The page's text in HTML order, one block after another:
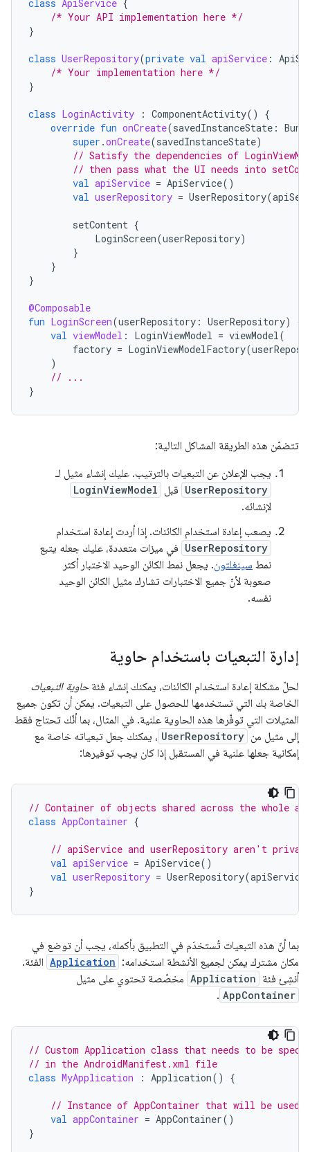
class ApiService {
/* Your API implementation here */
}
class UserRepository(private val apiService :
/* Your implementation here */
}
class LoginActivity : ComponentActivity()
{
override fun onCreate(savedInstanceState :
super .onCreate(savedInstanceState)
// Satisfy the dependencies of
// then pass what the UI needs into
val apiService = ApiService()
val userRepository = UserRepository(
setContent {
LoginScreen(userRepository)
}
}
}
@Composable
fun LoginScreen(userRepository : UserRepository)
{
val viewModel : LoginViewModel = viewModel(
factory = LoginViewModelFactory(
)
// ...
}
تتضمّن هذه الطريقة المشاكل التالية:
يجب الإعلان عن التبعيات بالترتيب. عليك إنشاء مثيل لـ
UserRepository قبل LoginViewModel
لإنشائه.
يصعب إعادة استخدام الكائنات. إذا أردت إعادة استخدام
UserRepository في ميزات متعددة، عليك جعله يتبع
نمط سينغلتون. يجعل نمط الكائن الوحيد الاختبار أكثر
صعوبة لأنّ جميع الاختبارات تشارك مثيل الكائن الوحيد
نفسه.
إدارة التبعيات باستخدام حاوية
لحلّ مشكلة إعادة استخدام الكائنات، يمكنك إنشاء فئة حاوية التبعيات
الخاصة بك التي تستخدمها للحصول على التبعيات. يمكن أن تكون جميع
المثيلات التي توفّرها هذه الحاوية علنية. في المثال، بما أنّك تحتاج فقط
إلى مثيل من UserRepository ، يمكنك جعل تبعياته خاصة مع
إمكانية جعلها علنية في المستقبل إذا كان يجب توفيرها:
// Container of objects shared across the whole
class AppContainer {
// apiService and userRepository aren't
val apiService = ApiService()
val userRepository = UserRepository(apiService
}
بما أنّ هذه التبعيات تُستخدَم في التطبيق بأكمله، يجب أن توضع في
مكان مشترك يمكن لجميع الأنشطة استخدامه: Application الفئة.
أنشِئ فئة Application مخصّصة تحتوي على مثيل
AppContainer
.
// Custom Application class that needs to be
// in the AndroidManifest.xml file
class MyApplication : Application() {
// Instance of AppContainer that will be
val appContainer = AppContainer()
}